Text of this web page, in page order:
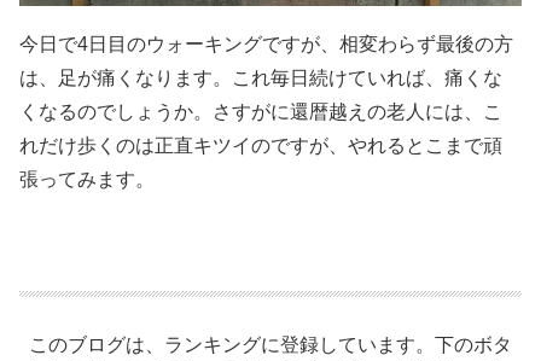
今日で4日目のウォーキングですが、相変わらず最後の方
は、足が痛くなります。これ毎日続けていれば、痛くな
くなるのでしょうか。さすがに還暦越えの老人には、こ
れだけ歩くのは正直キツイのですが、やれるとこまで頑
張ってみます。
このブログは、ランキングに登録しています。下のボタ